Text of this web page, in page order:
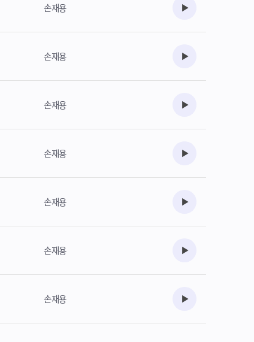
손재용 수강준비
손재용 수강준비
손재용 수강준비
손재용 수강준비
손재용 수강준비
손재용 수강준비
손재용 수강준비